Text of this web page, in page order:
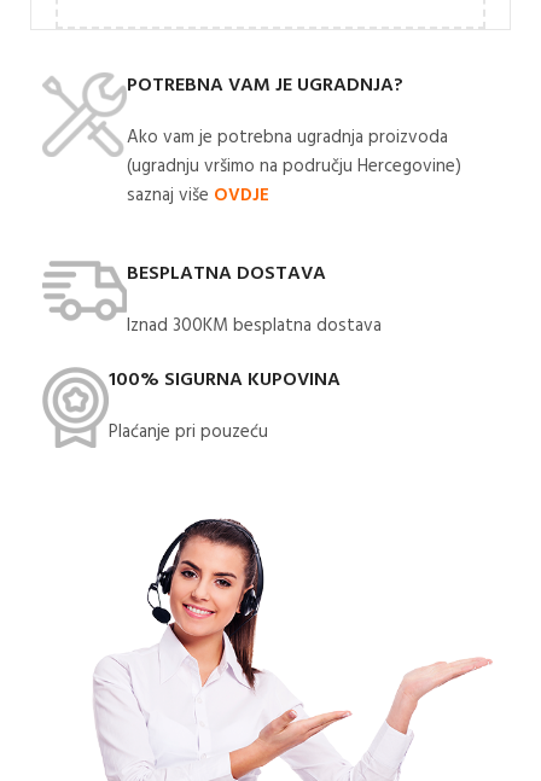
POTREBNA VAM JE UGRADNJA?
Ako vam je potrebna ugradnja proizvoda
(ugradnju vršimo na području Hercegovine)
saznaj više OVDJE
BESPLATNA DOSTAVA
Iznad 300KM besplatna dostava​
100% SIGURNA KUPOVINA
Plaćanje pri pouzeću